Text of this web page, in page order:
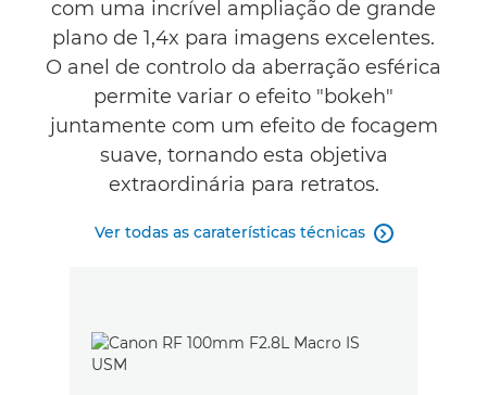
Comentários
Suporte
ENCONTRE UM VAREJISTA
com uma incrível ampliação de grande
plano de 1,4x para imagens excelentes.
O anel de controlo da aberração esférica
permite variar o efeito "bokeh"
juntamente com um efeito de focagem
suave, tornando esta objetiva
extraordinária para retratos.
Ver todas as caraterísticas técnicas 